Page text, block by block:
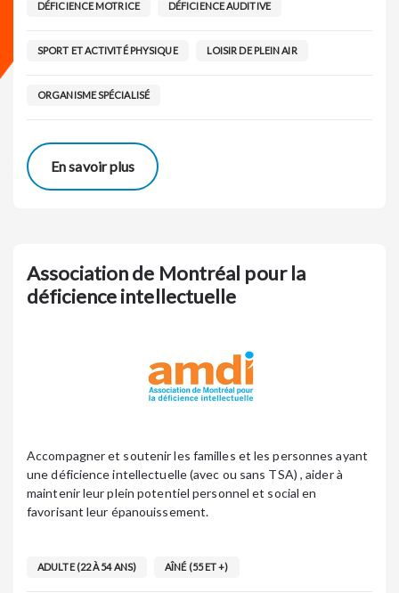
DÉFICIENCE MOTRICE DÉFICIENCE AUDITIVE
SPORT ET ACTIVITÉ PHYSIQUE LOISIR DE PLEIN AIR
ORGANISME SPÉCIALISÉ
En savoir plus
Association de Montréal pour la
déficience intellectuelle
Accompagner et soutenir les familles et les personnes ayant
une déficience intellectuelle (avec ou sans TSA) , aider à
maintenir leur plein potentiel personnel et social en
favorisant leur épanouissement.
ADULTE (22 À 54 ANS) AÎNÉ (55 ET +)